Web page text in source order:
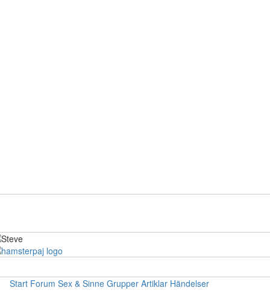
Start Forum Sex & Sinne Grupper Artiklar Händelser